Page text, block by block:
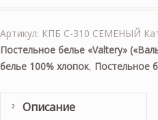
Артикул: КПБ С-310 СЕМЕНЫЙ
Постельное белье «Valtery»
белье 100% хлопок, Постельное
Описание